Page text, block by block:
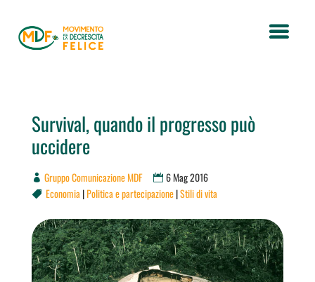
Survival, quando il progresso può
uccidere
Gruppo Comunicazione MDF 6 Mag 2016
 Economia |Politica e partecipazione|Stili di vita